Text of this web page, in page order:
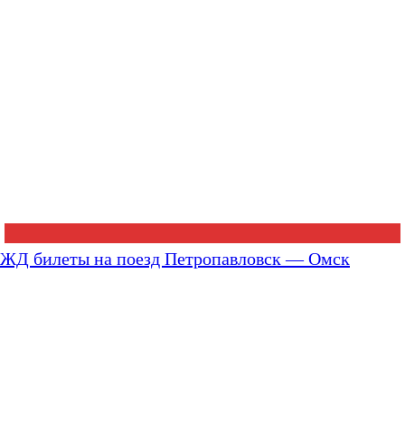
ЖД билеты на поезд Петропавловск — Омск